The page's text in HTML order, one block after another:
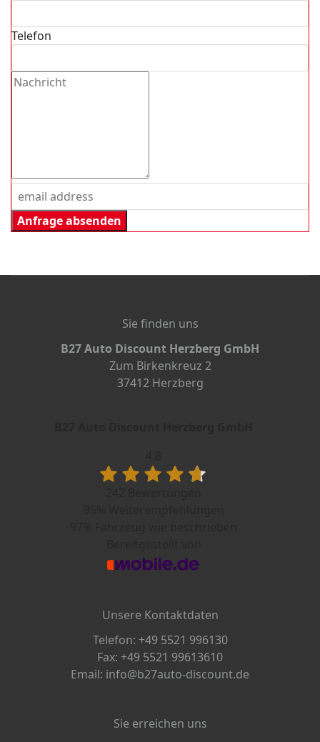
Telefon
Anfrage absenden
Sie finden uns
B27 Auto Discount Herzberg GmbH
Zum Birkenkreuz 2
37412 Herzberg
Unsere Kontaktdaten
Telefon: +49 5521 996130
Fax: +49 5521 99613610
Email: info@b27auto-discount.de
Sie erreichen uns